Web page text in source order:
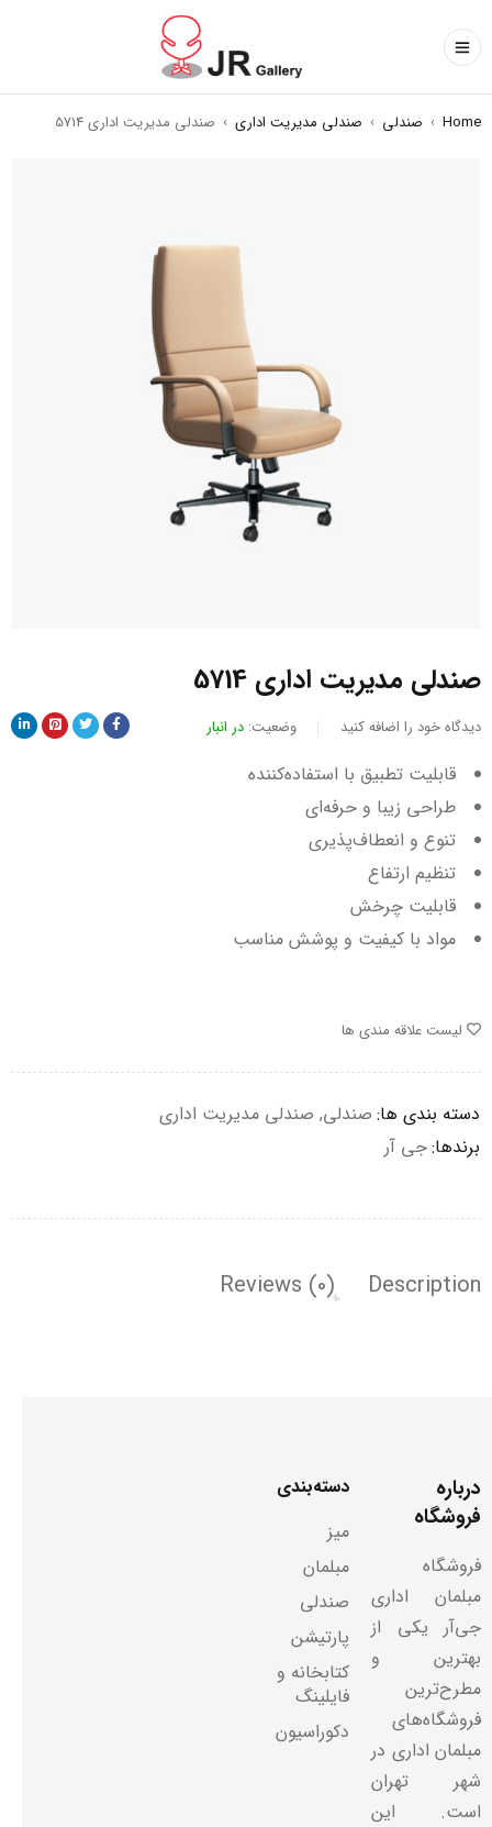
Home
› صندلی › صندلی مدیریت اداری › صندلی مدیریت اداری 5714
صندلی مدیریت اداری 5714
دیدگاه خود را اضافه کنید وضعیت: در انبار
قابلیت تطبیق با استفاده‌کننده
طراحی زیبا و حرفه‌ای
تنوع و انعطاف‌پذیری
تنظیم ارتفاع
قابلیت چرخش
مواد با کیفیت و پوشش مناسب
لیست علاقه مندی ها
دسته بندی ها: صندلی, صندلی مدیریت اداری
برندها:جی آر
Description
Reviews (0)
درباره
فروشگاه
فروشگاه
مبلمان اداری
جی‌آر یکی از
بهترین و
مطرح‌ترین
فروشگاه‌های
مبلمان اداری در
شهر تهران
است. این
دسته‌بندی
میز
مبلمان
صندلی
پارتیشن
کتابخانه و
فایلینگ
دکوراسیون